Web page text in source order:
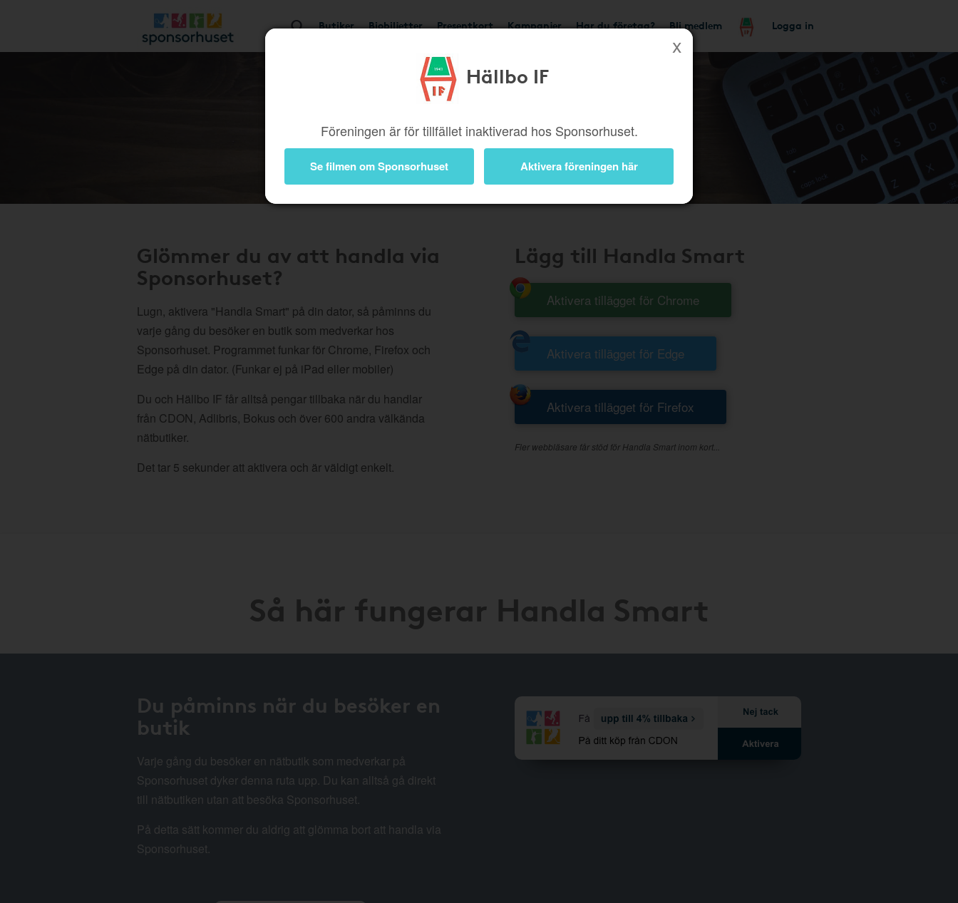
Butiker Biobiljetter Presentkort Kampanjer Har du företag? Bli medlem Logga in
Hällbo IF
Föreningen är för tillfället inaktiverad hos Sponsorhuset.
Se filmen om Sponsorhuset Aktivera föreningen här
Handla Smart
Glömmer du av att handla via
Sponsorhuset?
Lugn, aktivera "Handla Smart" på din dator, så påminns du
varje gång du besöker en butik som medverkar hos
Sponsorhuset. Programmet funkar för Chrome, Firefox och
Edge på din dator. (Funkar ej på iPad eller mobiler)
Du och Hällbo IF får alltså pengar tillbaka när du handlar
från CDON, Adlibris, Bokus och över 600 andra välkända
nätbutiker.
Det tar 5 sekunder att aktivera och är väldigt enkelt.
Lägg till Handla Smart
Aktivera tillägget för Chrome
Aktivera tillägget för Edge
Aktivera tillägget för Firefox
Fler webbläsare får stöd för Handla Smart inom kort...
Så här fungerar Handla Smart
Du påminns när du besöker en
butik
Varje gång du besöker en nätbutik som medverkar på
Sponsorhuset dyker denna ruta upp. Du kan alltså gå direkt
till nätbutiken utan att besöka Sponsorhuset.
På detta sätt kommer du aldrig att glömma bort att handla via
Sponsorhuset.